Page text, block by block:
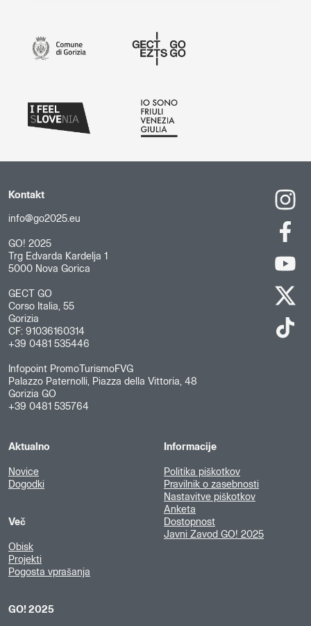
Kontakt
info@go2025.eu
GO! 2025
Trg Edvarda Kardelja 1
5000 Nova Gorica
GECT GO
Corso Italia, 55
Gorizia
CF: 91036160314
+39 0481 535446
Infopoint PromoTurismoFVG
Palazzo Paternolli, Piazza della Vittoria, 48
Gorizia GO
+39 0481 535764
Aktualno
Novice
Dogodki
Več
Obisk
Projekti
Pogosta vprašanja
GO! 2025
Informacije
Politika piškotkov
Pravilnik o zasebnosti
Nastavitve piškotkov
Anketa
Dostopnost
Javni Zavod GO! 2025